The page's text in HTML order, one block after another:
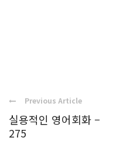
Previous Article
실용적인 영어회화 –
275